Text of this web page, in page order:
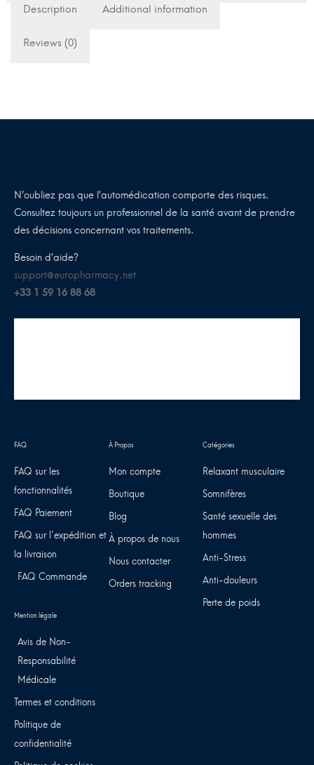
Description Additional information
Reviews (0)
N’oubliez pas que l’automédication comporte des risques.
Consultez toujours un professionnel de la santé avant de prendre
des décisions concernant vos traitements.
Besoin d’aide?
support@europharmacy.net
+33 1 59 16 88 68
FAQ sur les
fonctionnalités
FAQ Paiement
FAQ sur l'expédition et
la livraison
FAQ Commande
Mon compte
Boutique
Blog
À propos de nous
Nous contacter
Orders tracking
Relaxant musculaire
Somnifères
Santé sexuelle des
hommes
Anti-Stress
Anti-douleurs
Perte de poids
Avis de Non-
Responsabilité
Médicale
Termes et conditions
Politique de
confidentialité